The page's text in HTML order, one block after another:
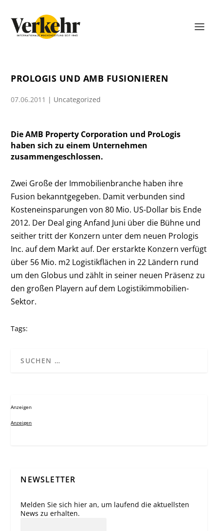
PROLOGIS UND AMB FUSIONIEREN
07.06.2011 | Uncategorized
Die AMB Property Corporation und ProLogis
haben sich zu einem Unternehmen
zusammengeschlossen.
Zwei Große der Immobilienbranche haben ihre
Fusion bekanntgegeben. Damit verbunden sind
Kosteneinsparungen von 80 Mio. US-Dollar bis Ende
2012. Der Deal ging Anfand Juni über die Bühne und
seither tritt der Konzern unter dem neuen Prologis
Inc. auf dem Markt auf. Der erstarkte Konzern verfügt
über 56 Mio. m2 Logistikflächen in 22 Ländern rund
um den Globus und zählt in seiner neuen Präsenz zu
den großen Playern auf dem Logistikimmobilien-
Sektor.
Tags:
Anzeigen
Anzeigen
NEWSLETTER
Melden Sie sich hier an, um laufend die aktuellsten
News zu erhalten.